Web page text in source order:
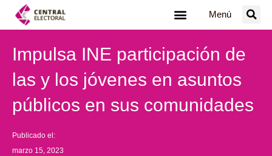
Menú
Impulsa INE participación de
las y los jóvenes en asuntos
públicos en sus comunidades
Publicado el:
marzo 15, 2023